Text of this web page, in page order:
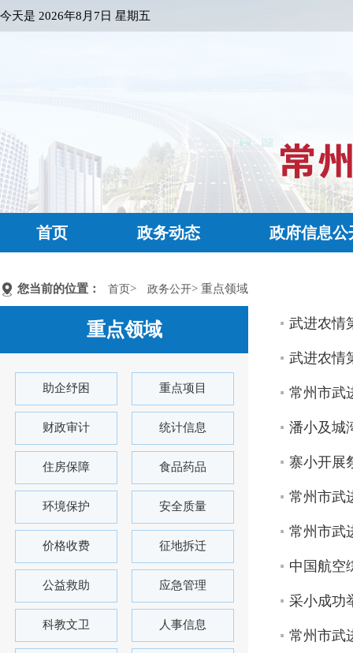
今天是 2026年8月7日 星期五
首页 政务动态 政府信息公
您当前的位置： 首页> 政务公开> 重点领域
重点领域
助企纾困 重点项目
财政审计 统计信息
住房保障 食品药品
环境保护 安全质量
价格收费 征地拆迁
公益救助 应急管理
科教文卫 人事信息
武进农情
武进农情
常州市武
潘小及城
寨小开展
常州市武
常州市武
中国航空
采小成功
常州市武